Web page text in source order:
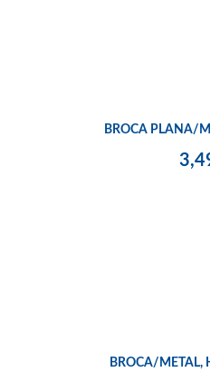
BROCA PLANA/
BROCA/METAL,